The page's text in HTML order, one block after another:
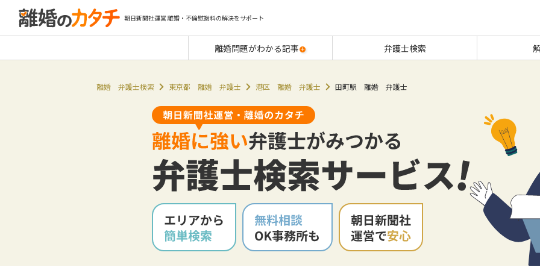
朝日新聞社運営 離婚・不倫慰謝料の解決をサポート
離婚問題がわかる記事 弁護士検索
離婚 弁護士検索 東京都 離婚 弁護士 港区 離婚 弁護士 田町駅 離婚 弁護士